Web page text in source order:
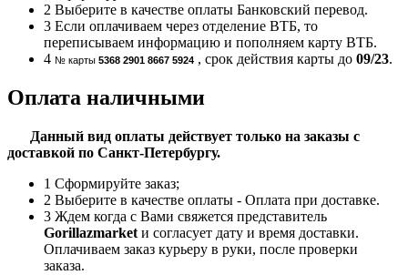
2 Выберите в качестве оплаты Банковский перевод.
3 Если оплачиваем через отделение ВТБ, то
переписываем информацию и пополняем карту ВТБ.
4 № карты 5368 2901 8667 5924 , срок действия карты до 09/23.
Оплата наличными
Данный вид оплаты действует только на заказы с
доставкой по Санкт-Петербургу.
1 Сформируйте заказ;
2 Выберите в качестве оплаты - Оплата при доставке.
3 Ждем когда с Вами свяжется представитель
Gorillazmarket и согласует дату и время доставки.
Оплачиваем заказ курьеру в руки, после проверки
заказа.